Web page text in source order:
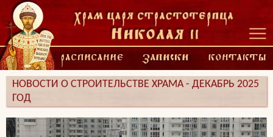
НОВОСТИ О СТРОИТЕЛЬСТВЕ ХРАМА - ДЕКАБРЬ 2025
ГОД